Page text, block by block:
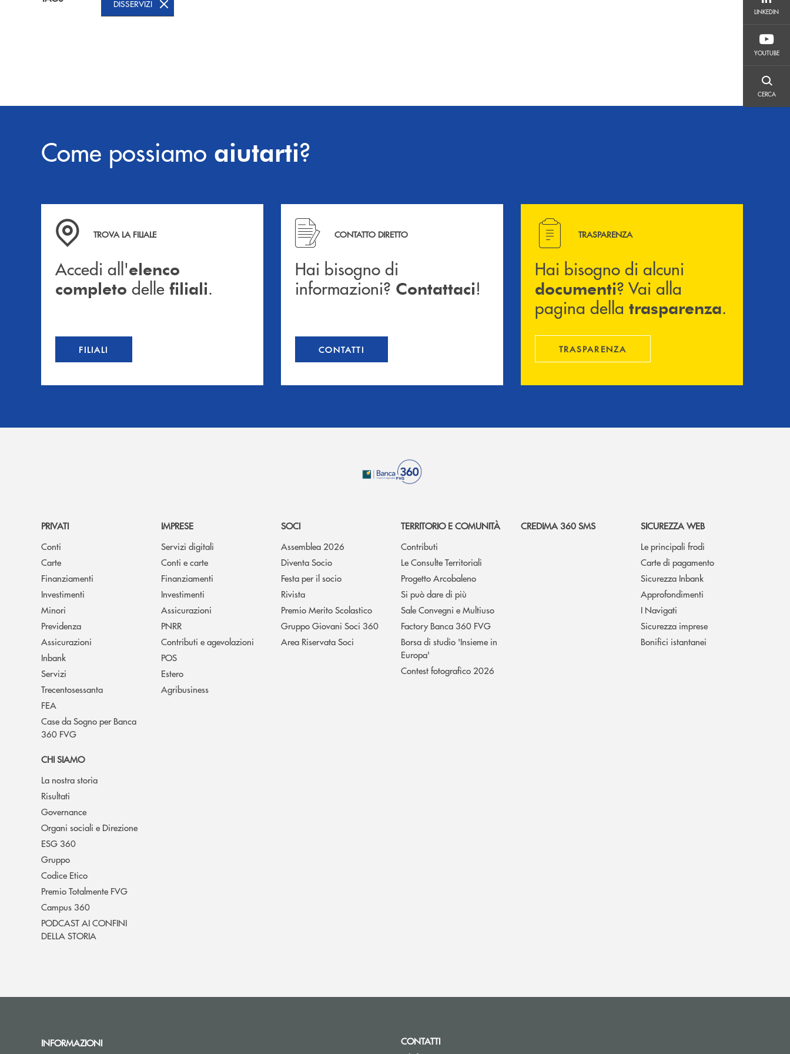
LINKEDIN
YOUTUBE
CERCA
DISSERVIZI
Come possiamo aiutarti?
Accedi all' elenco completo delle filiali .
TROVA LA FILIALE
Accedi all'elenco
completo delle filiali.
FILIALI
Hai bisogno di informazioni? Contattaci !
CONTATTO DIRETTO
Hai bisogno di
informazioni? Contattaci!
CONTATTI
Hai bisogno di alcuni documenti ? Vai alla pagina della
TRASPARENZA
Hai bisogno di alcuni
documenti? Vai alla
pagina della trasparenza.
TRASPARENZA
PRIVATI
Conti
Carte
Finanziamenti
Investimenti
Minori
Previdenza
Assicurazioni
Inbank
Servizi
Trecentosessanta
FEA
Case da Sogno per Banca
360 FVG
IMPRESE
Servizi digitali
Conti e carte
Finanziamenti
Investimenti
Assicurazioni
PNRR
Contributi e agevolazioni
POS
Estero
Agribusiness
SOCI
Assemblea 2026
Diventa Socio
Festa per il socio
Rivista
Premio Merito Scolastico
Gruppo Giovani Soci 360
Area Riservata Soci
TERRITORIO E COMUNITÀ
Contributi
Le Consulte Territoriali
Progetto Arcobaleno
Si può dare di più
Sale Convegni e Multiuso
Factory Banca 360 FVG
Borsa di studio 'Insieme in
Europa'
Contest fotografico 2026
CREDIMA 360 SMS
SICUREZZA WEB
Le principali frodi
Carte di pagamento
Sicurezza Inbank
Approfondimenti
I Navigati
Sicurezza imprese
Bonifici istantanei
CHI SIAMO
La nostra storia
Risultati
Governance
Organi sociali e Direzione
ESG 360
Gruppo
Codice Etico
Premio Totalmente FVG
Campus 360
PODCAST AI CONFINI
DELLA STORIA
INFORMAZIONI
CONTATTI